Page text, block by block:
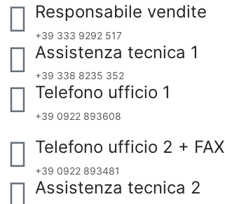
Responsabile vendite
+39 333 9292 517
Assistenza tecnica 1
+39 338 8235 352
Telefono ufficio 1
+39 0922 893608
Telefono ufficio 2 + FAX
+39 0922 893481
Assistenza tecnica 2